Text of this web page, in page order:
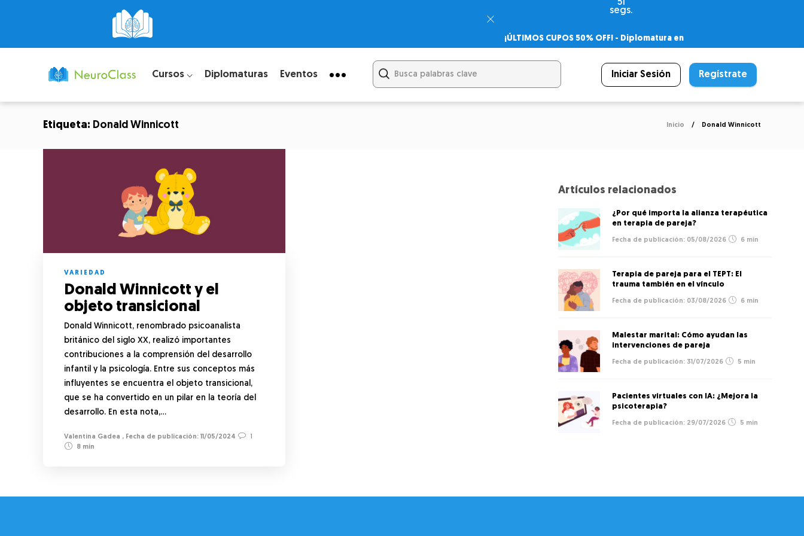
51
segs.
¡ÚLTIMOS CUPOS 50% OFF! - Diplomatura en
– Certificado Universitario
Cursos ⌵ Diplomaturas Eventos Iniciar Sesión Regístrate
Etiqueta: Donald Winnicott Inicio Donald Winnicott
VARIEDAD
Donald Winnicott y el
objeto transicional
Donald Winnicott, renombrado psicoanalista
británico del siglo XX, realizó importantes
contribuciones a la comprensión del desarrollo
infantil y la psicología. Entre sus conceptos más
influyentes se encuentra el objeto transicional,
que se ha convertido en un pilar en la teoría del
desarrollo. En esta nota,…
Valentina Gadea , 11/05/2024
1
8 min
Artículos relacionados
¿Por qué importa la alianza terapéutica
en terapia de pareja?
05/08/2026 6 min
Terapia de pareja para el TEPT: El
trauma también en el vínculo
03/08/2026 6 min
Malestar marital: Cómo ayudan las
intervenciones de pareja
31/07/2026 5 min
Pacientes virtuales con IA: ¿Mejora la
psicoterapia?
29/07/2026 5 min